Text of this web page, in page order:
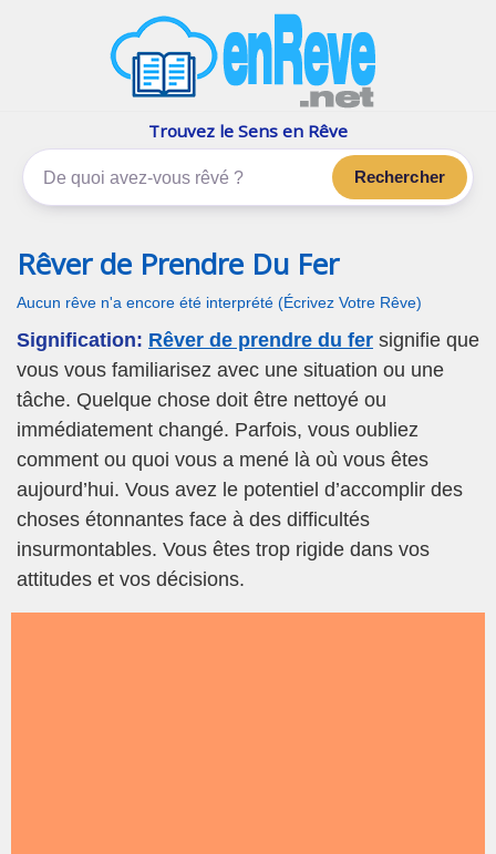
Les rêves, c'est plus que çaTrouvez le Sens en Rêve
Rechercher
Rêver de Prendre Du Fer
Aucun rêve n'a encore été interprété (Écrivez Votre Rêve)
Signification: Rêver de prendre du fer signifie que
vous vous familiarisez avec une situation ou une
tâche. Quelque chose doit être nettoyé ou
immédiatement changé. Parfois, vous oubliez
comment ou quoi vous a mené là où vous êtes
aujourd’hui. Vous avez le potentiel d’accomplir des
choses étonnantes face à des difficultés
insurmontables. Vous êtes trop rigide dans vos
attitudes et vos décisions.